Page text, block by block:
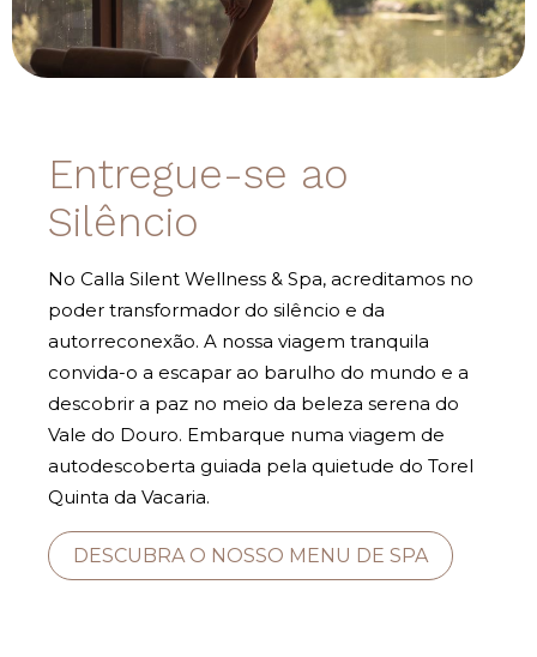
Entregue-se ao
Silêncio
No Calla Silent Wellness & Spa, acreditamos no
poder transformador do silêncio e da
autorreconexão. A nossa viagem tranquila
convida-o a escapar ao barulho do mundo e a
descobrir a paz no meio da beleza serena do
Vale do Douro. Embarque numa viagem de
autodescoberta guiada pela quietude do Torel
Quinta da Vacaria.
DESCUBRA O NOSSO MENU DE SPA